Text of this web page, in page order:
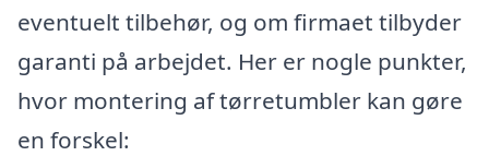
eventuelt tilbehør, og om firmaet tilbyder
garanti på arbejdet. Her er nogle punkter,
hvor montering af tørretumbler kan gøre
en forskel: